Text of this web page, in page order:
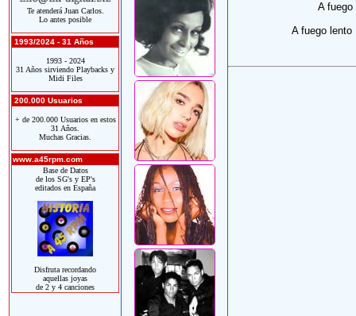
Te atenderá Juan Carlos.
Lo antes posible
1993/2024 - 31 Años
1993 - 2024
31 Años sirviendo Playbacks y
Midi Files
200.000 Usuarios
+ de 200.000 Usuarios en estos
31 Años.
Muchas Gracias.
www.a45rpm.com
Base de Datos
de los SG's y EP's
editados en España
Disfruta recordando
aquellas joyas
de 2 y 4 canciones
A
A fuego